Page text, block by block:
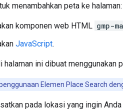
menambahkan peta ke halaman:
komponen web HTML gmp-
JavaScript.
halaman ini dibuat menggunakan
Elemen Place Search
pada lokasi yang ingin